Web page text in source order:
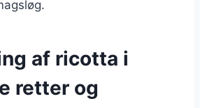
af ricotta i
retter og